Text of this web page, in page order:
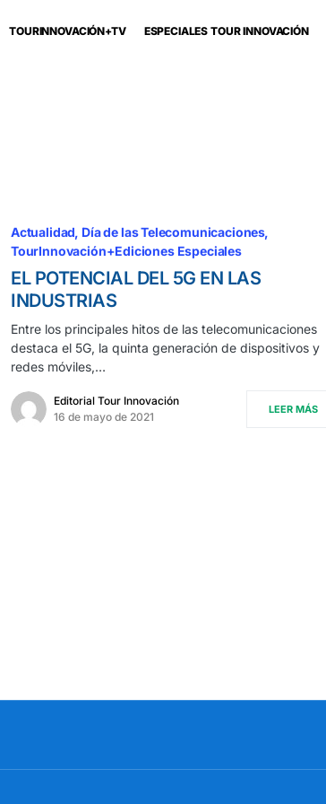
TOURINNOVACIÓN+TV ESPECIALES TOUR INNOVACIÓN
Actualidad Día de las Telecomunicaciones
TourInnovación+Ediciones Especiales
EL POTENCIAL DEL 5G EN LAS
INDUSTRIAS
Entre los principales hitos de las telecomunicaciones
destaca el 5G, la quinta generación de dispositivos y
redes móviles,…
Editorial Tour Innovación
16 de mayo de 2021
LEER MÁS